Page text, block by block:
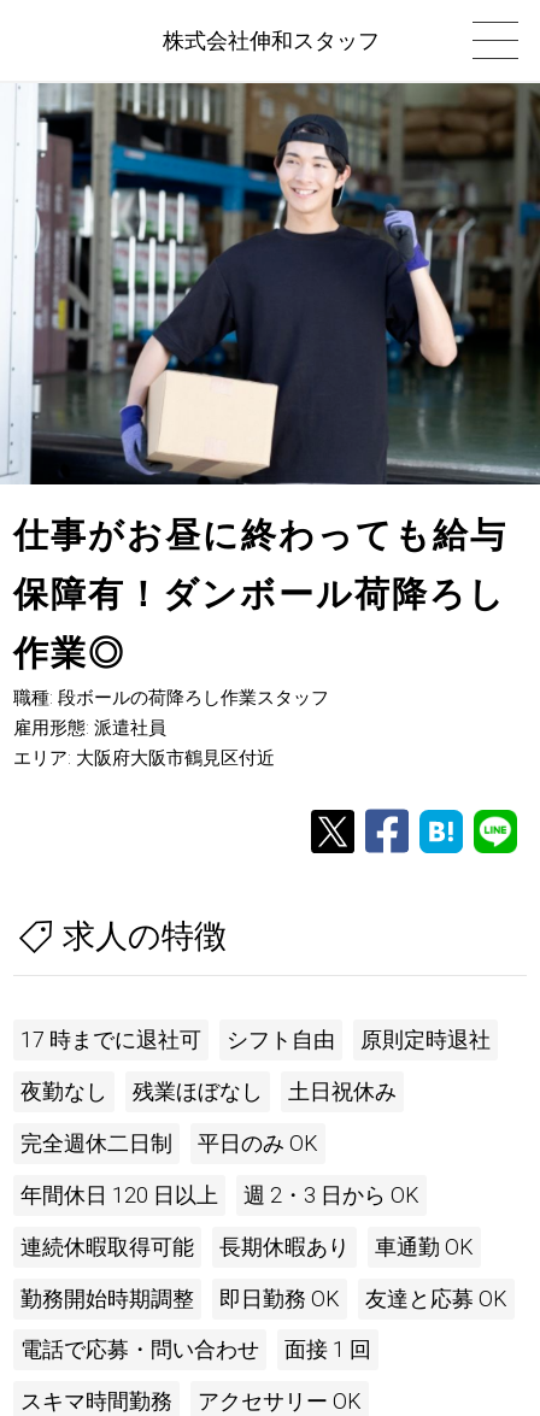
株式会社伸和スタッフ
仕事がお昼に終わっても給与
保障有！ダンボール荷降ろし
作業◎
職種: 段ボールの荷降ろし作業スタッフ
雇用形態: 派遣社員
エリア: 大阪府大阪市鶴見区付近
求人の特徴
17 時までに退社可 シフト自由 原則定時退社
夜勤なし 残業ほぼなし 土日祝休み
完全週休二日制 平日のみ OK
年間休日 120 日以上 週 2・3 日から OK
連続休暇取得可能 長期休暇あり 車通勤 OK
勤務開始時期調整 即日勤務 OK 友達と応募 OK
電話で応募・問い合わせ 面接 1 回
スキマ時間勤務 アクセサリー OK